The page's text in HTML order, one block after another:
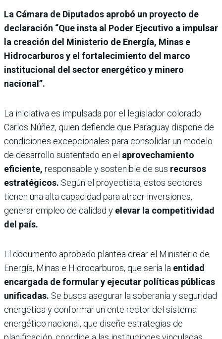
La Cámara de Diputados aprobó un proyecto de
declaración “Que insta al Poder Ejecutivo a impulsar
la creación del Ministerio de Energía, Minas e
Hidrocarburos y el fortalecimiento del marco
institucional del sector energético y minero
nacional”.
La iniciativa es impulsada por el legislador colorado
Carlos Núñez, quien defiende que Paraguay dispone de
condiciones excepcionales para consolidar un modelo
de desarrollo sustentado en el aprovechamiento
eficiente, responsable y sostenible de sus recursos
estratégicos. Según el proyectista, estos sectores
tienen una alta capacidad para atraer inversiones,
generar empleo de calidad y elevar la competitividad
del país.
El documento aprobado plantea crear el Ministerio de
Energía, Minas e Hidrocarburos, que sería la entidad
encargada de formular y ejecutar políticas públicas
unificadas. Se busca asegurar la soberanía y seguridad
energética y conformar un ente rector del sistema
energético nacional, que diseñe estrategias de